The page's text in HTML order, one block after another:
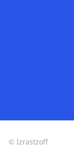
© Izrastzoff